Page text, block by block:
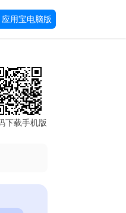
应用宝电脑版
下载手机版